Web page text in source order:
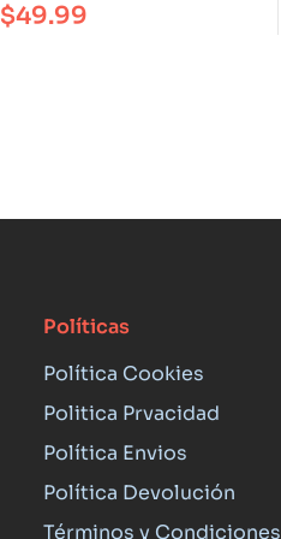
$49.99
Políticas
Política Cookies
Politica Prvacidad
Política Envios
Política Devolución
Términos y Condiciones